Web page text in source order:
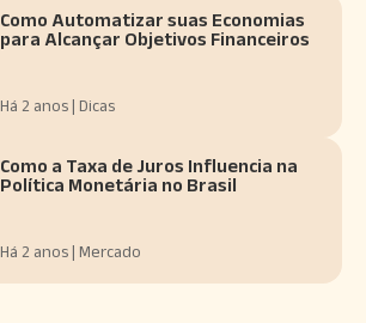
Como Automatizar suas Economias
para Alcançar Objetivos Financeiros
Há 2 anos | Dicas
Como a Taxa de Juros Influencia na
Política Monetária no Brasil
Há 2 anos | Mercado